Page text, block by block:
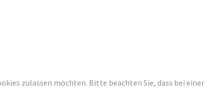
zulassen möchten. Bitte beachten Sie, dass bei einer